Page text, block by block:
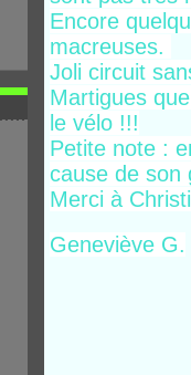
Encore
macreuses.
Joli circuit
Martigues
le vélo !!!
Petite note :
cause de
Merci à
Geneviève G.